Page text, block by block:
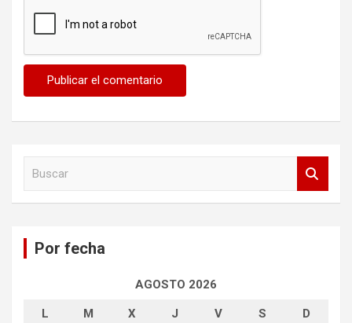
Por fecha
AGOSTO 2026
L M X J V S D